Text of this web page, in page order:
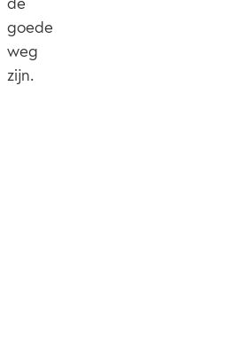
goede
weg
zijn.